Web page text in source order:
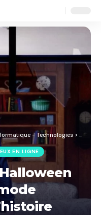
- Technologies > Blog
EN LIGNE